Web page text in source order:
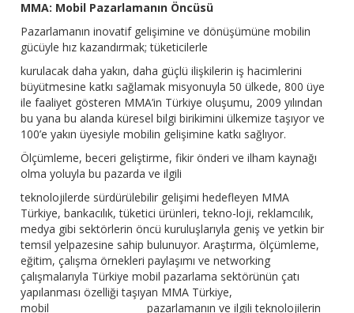
MMA: Mobil Pazarlamanın Öncüsü
Pazarlamanın inovatif gelişimine ve dönüşümüne mobilin
gücüyle hız kazandırmak; tüketicilerle
kurulacak daha yakın, daha güçlü ilişkilerin iş hacimlerini
büyütmesine katkı sağlamak misyonuyla 50 ülkede, 800 üye
ile faaliyet gösteren MMA’in Türkiye oluşumu, 2009 yılından
bu yana bu alanda küresel bilgi birikimini ülkemize taşıyor ve
100’e yakın üyesiyle mobilin gelişimine katkı sağlıyor.
Ölçümleme, beceri geliştirme, fikir önderi ve ilham kaynağı
olma yoluyla bu pazarda ve ilgili
teknolojilerde sürdürülebilir gelişimi hedefleyen MMA
Türkiye, bankacılık, tüketici ürünleri, tekno-loji, reklamcılık,
medya gibi sektörlerin öncü kuruluşlarıyla geniş ve yetkin bir
temsil yelpazesine sahip bulunuyor. Araştırma, ölçümleme,
eğitim, çalışma örnekleri paylaşımı ve networking
çalışmalarıyla Türkiye mobil pazarlama sektörünün çatı
yapılanması özelliği taşıyan MMA Türkiye,
mobil pazarlamanın ve ilgili teknolojilerin